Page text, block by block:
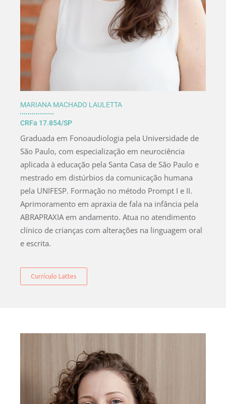
MARIANA MACHADO LAULETTA
CRFa 17.854/SP
Graduada em Fonoaudiologia pela Universidade de
São Paulo, com especialização em neurociência
aplicada à educação pela Santa Casa de São Paulo e
mestrado em distúrbios da comunicação humana
pela UNIFESP. Formação no método Prompt I e II.
Aprimoramento em apraxia de fala na infância pela
ABRAPRAXIA em andamento. Atua no atendimento
clínico de crianças com alterações na linguagem oral
e escrita.
Currículo Lattes